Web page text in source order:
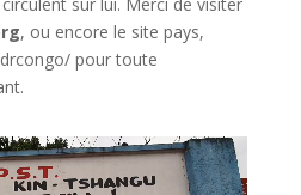
, ou encore le site pays,
pour toute